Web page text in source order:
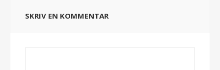
SKRIV EN KOMMENTAR